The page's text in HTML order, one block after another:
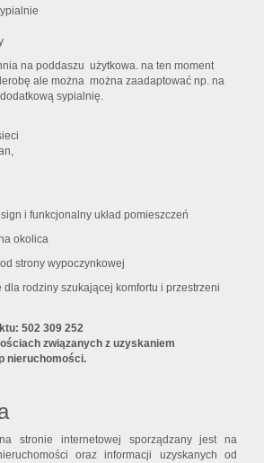
na poddaszu użytkowa. na ten moment
ale można można zaadaptować np. na
sypialnię.
i funkcjonalny układ pomieszczeń
okolica
strony wypoczynkowej
rodziny szukającej komfortu i przestrzeni
502 309 252
związanych z uzyskaniem
nieruchomości.
stronie internetowej sporządzany jest na
oraz informacji uzyskanych od